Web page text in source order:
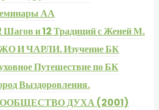
АА
Шагов и 12 Традиций с Женей М.
И ЧАРЛИ. Изучение БК
Путешествие по БК
Выздоровления.
ДУХА (2001)